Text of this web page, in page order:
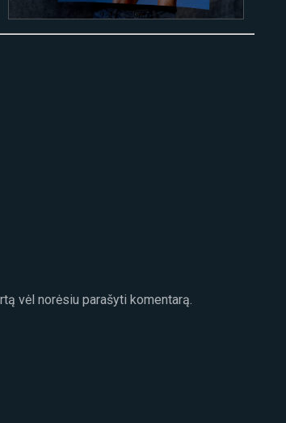
vėl norėsiu parašyti komentarą.